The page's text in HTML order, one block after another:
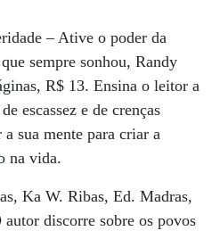
– Ative o poder da
sempre sonhou, Randy
R$ 13. Ensina o leitor a
escassez e de crenças
sua mente para criar a
na vida.
Ka W. Ribas, Ed. Madras,
discorre sobre os povos